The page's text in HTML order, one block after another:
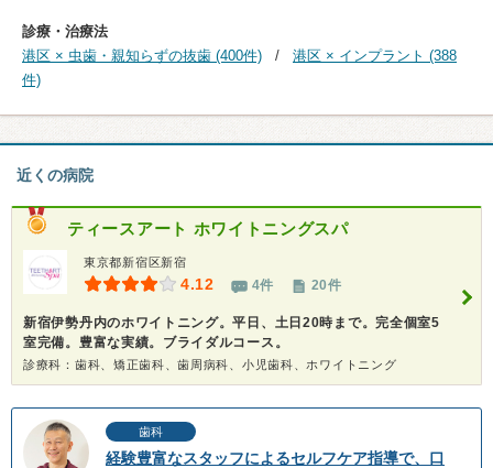
診療・治療法
港区 × 虫歯・親知らずの抜歯 (400件)
港区 × インプラント (388
件)
近くの病院
ティースアート ホワイトニングスパ
東京都新宿区新宿
4.12 4件 20件
新宿伊勢丹内のホワイトニング。平日、土日20時まで。完全個室5
室完備。豊富な実績。ブライダルコース。
診療科：歯科、矯正歯科、歯周病科、小児歯科、ホワイトニング
歯科
経験豊富なスタッフによるセルフケア指導で、口